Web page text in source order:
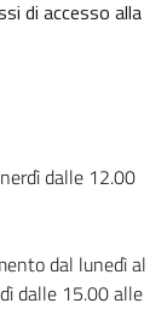
di accesso alla
dalle 12.00
dal lunedì al
dalle 15.00 alle